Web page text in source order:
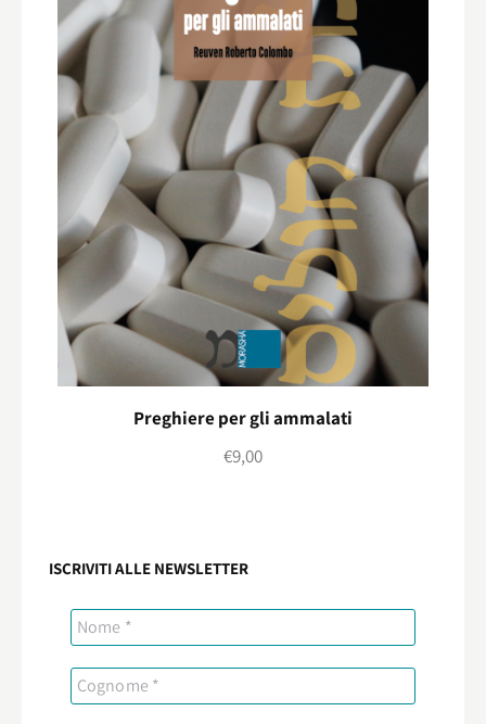
Preghiere per gli ammalati
€9,00
ISCRIVITI ALLE NEWSLETTER